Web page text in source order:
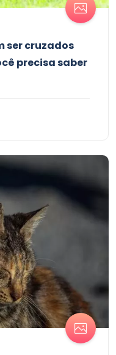
ser cruzados
precisa saber